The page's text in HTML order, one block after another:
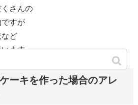
さんの
すが
ど
ます。
ーキを作った場合のアレ